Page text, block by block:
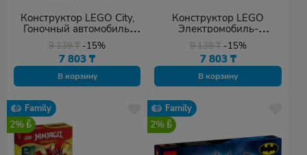
Конструктор LEGO City,
Гоночный автомобиль,
деталей 81 шт
9 139₸ -15%
7 803₸
В корзину
Конструктор LEGO
Электромобиль-
суперкар, деталей 109 шт
9 139₸ -15%
7 803 ₸
В корзину
Family
2%
Family
2%